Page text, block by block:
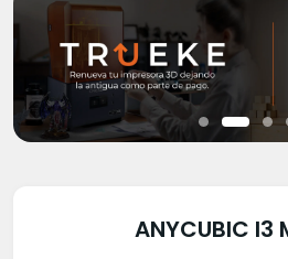
ANYCUBIC I3